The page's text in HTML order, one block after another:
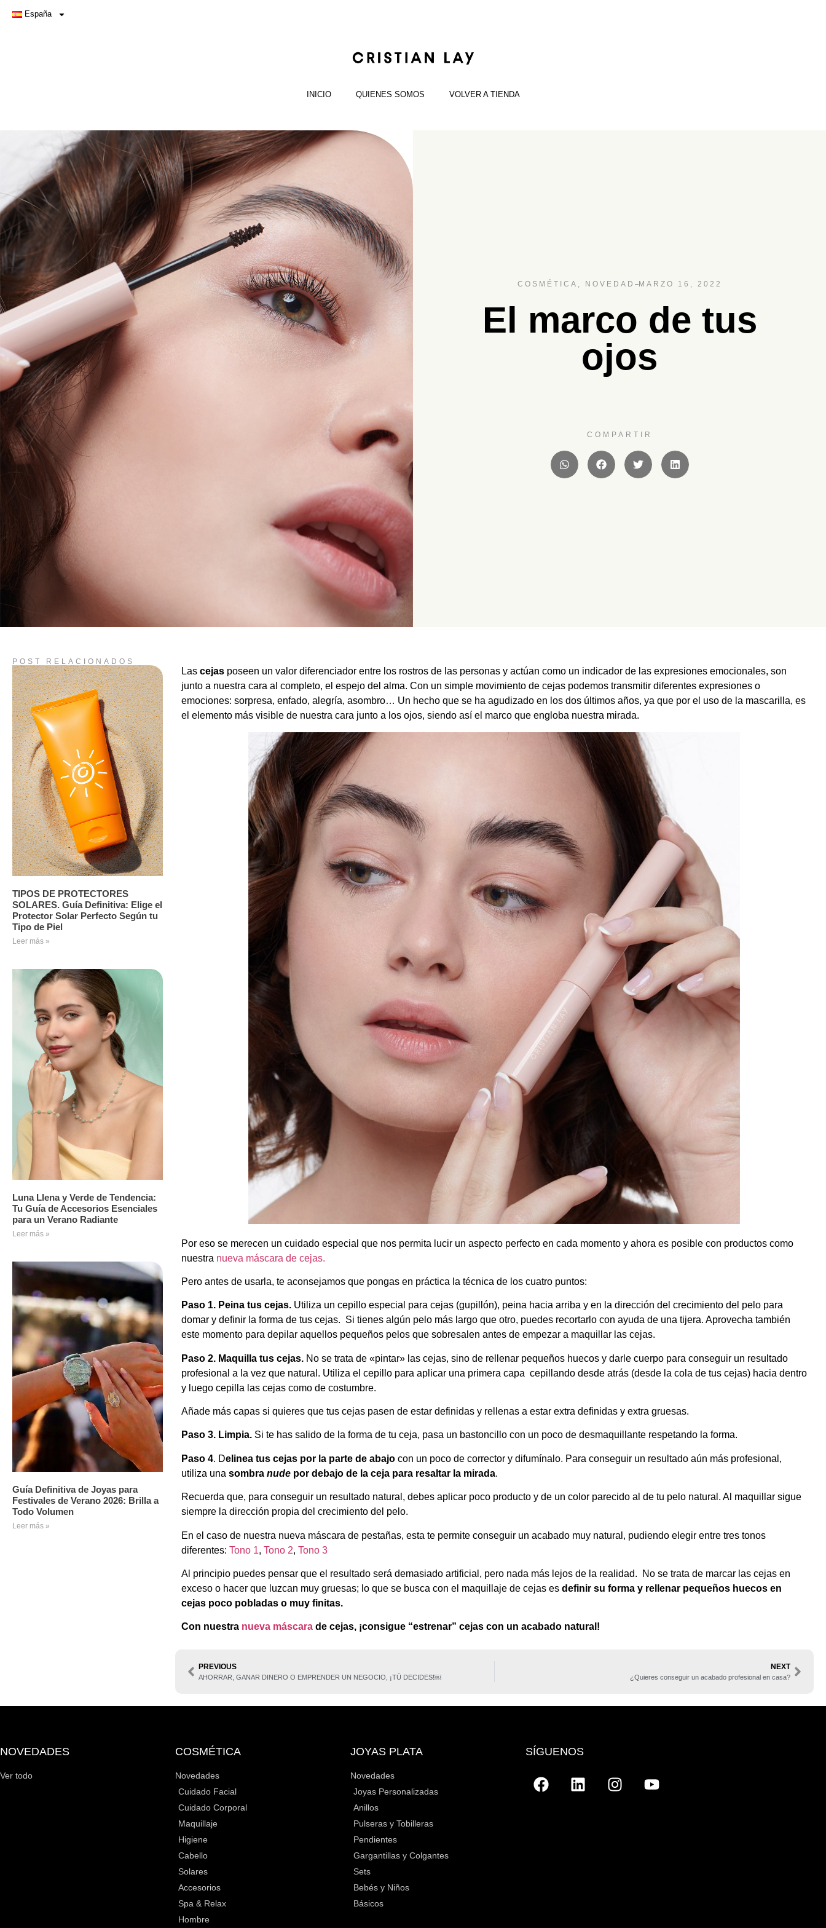
España
INICIO QUIENES SOMOS VOLVER A TIENDA
COSMÉTICA , NOVEDAD MARZO 16, 2022
El marco de tus
ojos
COMPARTIR
POST RELACIONADOS
TIPOS DE PROTECTORES
SOLARES. Guía Definitiva: Elige el
Protector Solar Perfecto Según tu
Tipo de Piel
Leer más »
Luna Llena y Verde de Tendencia:
Tu Guía de Accesorios Esenciales
para un Verano Radiante
Leer más »
Guía Definitiva de Joyas para
Festivales de Verano 2026: Brilla a
Todo Volumen
Leer más »
Las cejasposeen un valor diferenciador entre los rostros de las personas y actúan como un indicador de las expresiones emocionales, son
junto a nuestra cara al completo, el espejo del alma. Con un simple movimiento de cejas podemos transmitir diferentes expresiones o
emociones: sorpresa, enfado, alegría, asombro… Un hecho que se ha agudizado en los dos últimos años, ya que por el uso de la mascarilla, es
el elemento más visible de nuestra cara junto a los ojos, siendo así el marco que engloba nuestra mirada.
Por eso se merecen un cuidado especial que nos permita lucir un aspecto perfecto en cada momento y ahora es posible con productos como
nuestra nueva máscara de cejas.
Pero antes de usarla, te aconsejamos que pongas en práctica la técnica de los cuatro puntos:
Paso 1. Peina tus cejas. Utiliza un cepillo especial para cejas (gupillón), peina hacia arriba y en la dirección del crecimiento del pelo para
domar y definir la forma de tus cejas. Si tienes algún pelo más largo que otro, puedes recortarlo con ayuda de una tijera. Aprovecha también
este momento para depilar aquellos pequeños pelos que sobresalen antes de empezar a maquillar las cejas.
Paso 2. Maquilla tus cejas. No se trata de «pintar» las cejas, sino de rellenar pequeños huecos y darle cuerpo para conseguir un resultado
profesional a la vez que natural. Utiliza el cepillo para aplicar una primera capa cepillando desde atrás (desde la cola de tus cejas) hacia dentro
y luego cepilla las cejas como de costumbre.
Añade más capas si quieres que tus cejas pasen de estar definidas y rellenas a estar extra definidas y extra gruesas.
Paso 3. Limpia.Si te has salido de la forma de tu ceja, pasa un bastoncillo con un poco de desmaquillante respetando la forma.
Paso 4. Delinea tus cejas por la parte de abajocon un poco de corrector y difumínalo. Para conseguir un resultado aún más profesional,
utiliza una sombra nudepor debajo de la ceja para resaltar la mirada.
Recuerda que, para conseguir un resultado natural, debes aplicar poco producto y de un color parecido al de tu pelo natural. Al maquillar sigue
siempre la dirección propia del crecimiento del pelo.
En el caso de nuestra nueva máscara de pestañas, esta te permite conseguir un acabado muy natural, pudiendo elegir entre tres tonos
diferentes: Tono 1, Tono 2, Tono 3
Al principio puedes pensar que el resultado será demasiado artificial, pero nada más lejos de la realidad. No se trata de marcar las cejas en
exceso o hacer que luzcan muy gruesas; lo que se busca con el maquillaje de cejas es definir su forma y rellenar pequeños huecos en
cejas poco pobladas o muy finitas.
Con nuestra nueva máscarade cejas, ¡consigue “estrenar” cejas con un acabado natural!
PREVIOUS
AHORRAR, GANAR DINERO O EMPRENDER UN NEGOCIO, ¡TÚ DECIDES!￼
NEXT
¿Quieres conseguir un acabado profesional en casa?
NOVEDADES
Ver todo
COSMÉTICA
Novedades
Cuidado Facial
Cuidado Corporal
Maquillaje
Higiene
Cabello
Solares
Accesorios
Spa & Relax
Hombre
JOYAS PLATA
Novedades
Joyas Personalizadas
Anillos
Pulseras y Tobilleras
Pendientes
Gargantillas y Colgantes
Sets
Bebés y Niños
Básicos
SÍGUENOS